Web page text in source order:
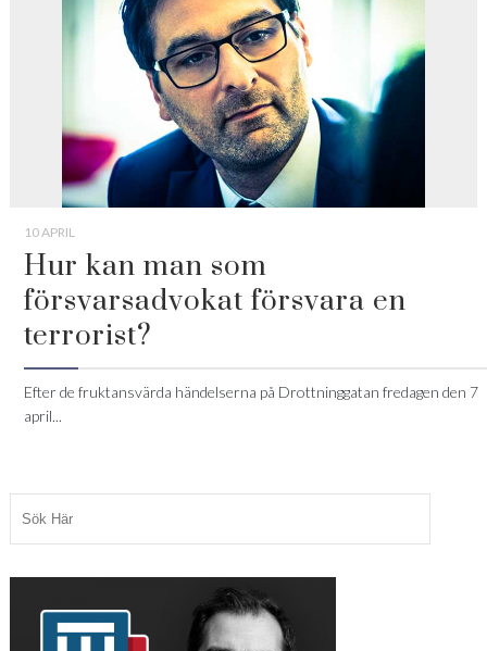
10 APRIL
Hur kan man som
försvarsadvokat försvara en
terrorist?
Efter de fruktansvärda händelserna på Drottninggatan fredagen den 7
april...